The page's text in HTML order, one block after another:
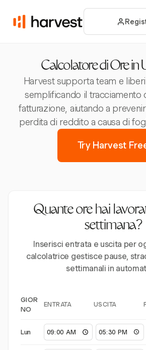
Calcolatore di Ore in
Harvest supporta team e
semplificando il tracciamento
fatturazione, aiutando a
perdita di reddito a causa di
Try Harvest
Quante ore hai
settimana?
Inserisci entrata e uscita per
calcolatrice gestisce pause,
settimanali in
GIOR
NO
ENTRATA USCITA
Lun